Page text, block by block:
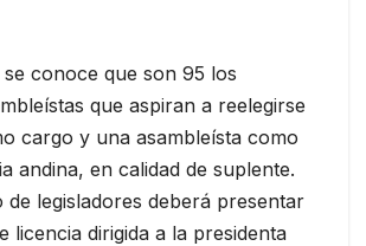
conoce que son 95 los
que aspiran a reelegirse
cargo y una asambleísta como
andina, en calidad de suplente.
de legisladores deberá presentar
licencia dirigida a la presidenta